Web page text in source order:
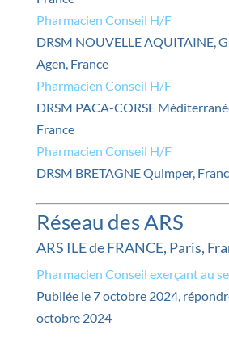
Pharmacien Conseil H/F
DRSM NOUVELLE AQUITAINE,
Agen, France
Pharmacien Conseil H/F
DRSM PACA-CORSE
France
Pharmacien Conseil H/F
DRSM BRETAGNE Quimper,
Réseau des ARS
ARS ILE de FRANCE, Paris,
Pharmacien Conseil exerçant au
Publiée le 7 octobre 2024,
octobre 2024